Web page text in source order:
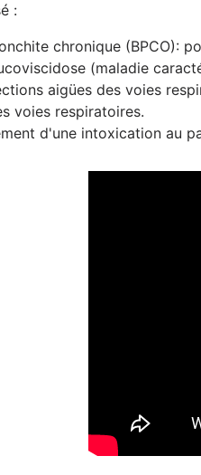
:
chronique (BPCO):
(maladie
aigües des voies
voies respiratoires.
d'une intoxication au